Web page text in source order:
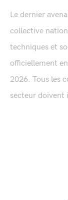
Le dernier
collective
techniques et
officiellement
2026. Tous les
secteur doivent